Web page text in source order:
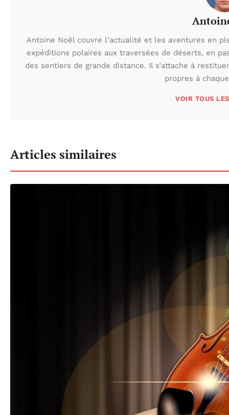
Antoine Noël couvre l’actualité et les aventures en
expéditions polaires aux traversées de déserts, en
des sentiers de grande distance. Il s’attache à
propres à
VOIR TOUS
Articles similaires